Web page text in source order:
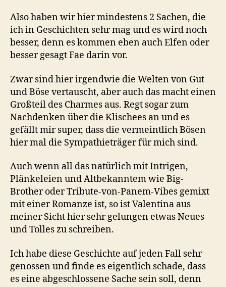
Also haben wir hier mindestens 2 Sachen, die
ich in Geschichten sehr mag und es wird noch
besser, denn es kommen eben auch Elfen oder
besser gesagt Fae darin vor.
Zwar sind hier irgendwie die Welten von Gut
und Böse vertauscht, aber auch das macht einen
Großteil des Charmes aus. Regt sogar zum
Nachdenken über die Klischees an und es
gefällt mir super, dass die vermeintlich Bösen
hier mal die Sympathieträger für mich sind.
Auch wenn all das natürlich mit Intrigen,
Plänkeleien und Altbekanntem wie Big-
Brother oder Tribute-von-Panem-Vibes gemixt
mit einer Romanze ist, so ist Valentina aus
meiner Sicht hier sehr gelungen etwas Neues
und Tolles zu schreiben.
Ich habe diese Geschichte auf jeden Fall sehr
genossen und finde es eigentlich schade, dass
es eine abgeschlossene Sache sein soll, denn